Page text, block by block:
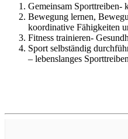
Gemeinsam Sporttreiben-
Bewegung lernen,
koordinative Fähigkeiten
Fitness trainieren-
Sport selbständig
– lebenslanges